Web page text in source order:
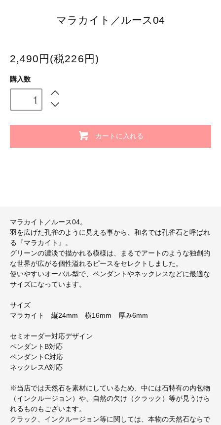
マラカイト／ルース04
2,490円(税226円)
購入数
カートに入れる
マラカイト／ルース04。
羽を広げた孔雀のように見える事から、和名では孔雀石と呼ばれ
る『マラカイト』。
グリーンの濃淡で描かれる模様は、まるでアートのような独創的
な世界が広がる個性溢れるピースをセレクトしました。
使いやすいオーバル型で、ペンダントやネックレスなどに最適な
サイズになっています。
サイズ
マラカイト 縦24mm 横16mm 厚み6mm
セミオーダー対応デザイン
ペンダントB対応
ペンダントC対応
ネックレスA対応
※当店では天然石を素材にしているため、中には石特有の内包物
（インクルージョン）や、自然の欠け（クラック）等が見うけら
れるものもございます。
クラック、インクルージョン等に関しては、本物の天然石ならで